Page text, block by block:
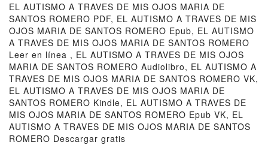
EL AUTISMO A TRAVES DE MIS OJOS MARIA DE
SANTOS ROMERO PDF, EL AUTISMO A TRAVES DE MIS
OJOS MARIA DE SANTOS ROMERO Epub, EL AUTISMO
A TRAVES DE MIS OJOS MARIA DE SANTOS ROMERO
Leer en línea , EL AUTISMO A TRAVES DE MIS OJOS
MARIA DE SANTOS ROMERO Audiolibro, EL AUTISMO A
TRAVES DE MIS OJOS MARIA DE SANTOS ROMERO VK,
EL AUTISMO A TRAVES DE MIS OJOS MARIA DE
SANTOS ROMERO Kindle, EL AUTISMO A TRAVES DE
MIS OJOS MARIA DE SANTOS ROMERO Epub VK, EL
AUTISMO A TRAVES DE MIS OJOS MARIA DE SANTOS
ROMERO Descargar gratis